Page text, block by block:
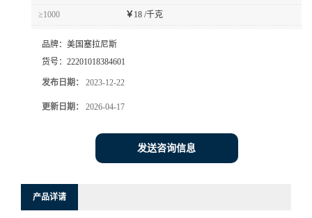
≥1000 ￥ 18 /千克
品牌： 美国塞拉尼斯
货号： 22201018384601
发布日期： 2023-12-22
更新日期： 2026-04-17
发送咨询信息
产品详请